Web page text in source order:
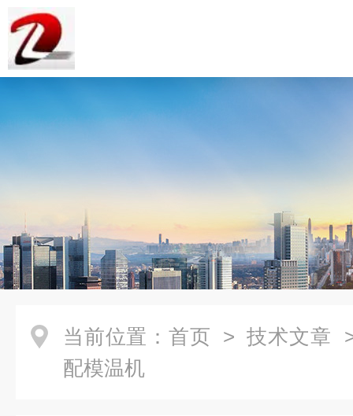
当前位置： 首页 > 技术文章
配模温机